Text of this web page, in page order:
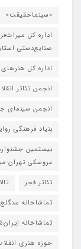
«سینماحقیقت»
اداره کل
صنایع‌دستی
اداره کل
انجمن تئاتر
انجمن سینمای
بنیاد فرهنگی
بیستمین
عروسکی تهران-
تئاتر فجر
تماشاخانه سنگلج
تماشاخانه‌
حوزه هنری